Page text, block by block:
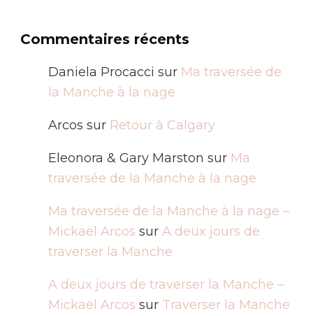
Commentaires récents
Daniela Procacci sur Ma traversée de
la Manche à la nage
Arcos sur Retour à Calgary
Eleonora & Gary Marston sur Ma
traversée de la Manche à la nage
Ma traversée de la Manche à la nage –
Mickaël Arcos sur A deux jours de
traverser la Manche
A deux jours de traverser la Manche –
Mickaël Arcos sur Traverser la Manche